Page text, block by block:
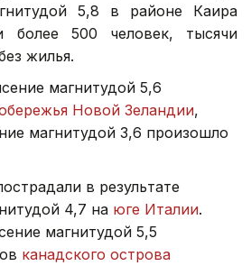
5,8 в районе Каира
более 500 человек, тысячи
жилья.
магнитудой 5,6
Новой Зеландии,
магнитудой 3,6 произошло
в результате
4,7 на юге Италии.
магнитудой 5,5
канадского острова